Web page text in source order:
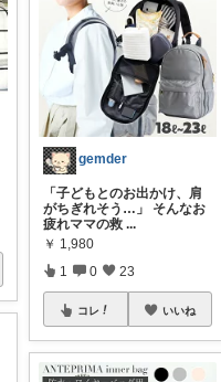
gemder
「子どもとのお出かけ、肩
がちぎれそう…」 そんなお
疲れママの救 ...
￥ 1,980
1 0 23
コレ いいね